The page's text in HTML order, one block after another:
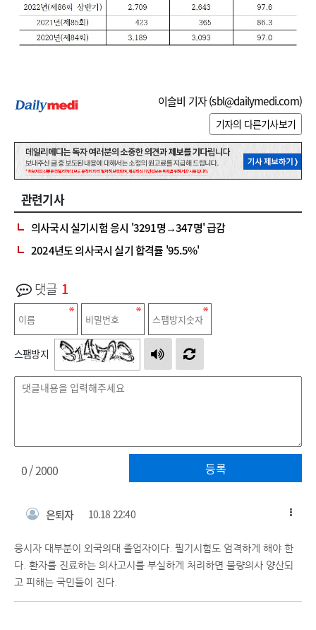
이슬비 기자 (sbl@dailymedi.com)
기자의 다른기사보기
관련기사
의사국시 실기시험 응시 '3291명→347명' 급감
2024년도 의사국시 실기 합격률 '95.5%'
댓글 1
스팸방지
등록
0/ 2000
은퇴자 10.18 22:40
응시자 대부분이 외국의대 졸업자이다. 필기시험도 엄격하게 해야 한
다. 환자를 진료하는 의사고시를 부실하게 처리하면 불량의사 양산되
고 피해는 국민들이 진다.